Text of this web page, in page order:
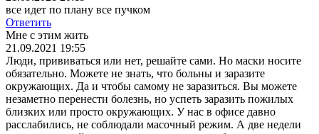
все идет по плану все пучком
Ответить
Мне с этим жить
21.09.2021 19:55
Люди, прививаться или нет, решайте сами. Но маски носите
обязательно. Можете не знать, что больны и заразите
окружающих. Да и чтобы самому не заразиться. Вы можете
незаметно перенести болезнь, но успеть заразить пожилых
близких или просто окружающих. У нас в офисе давно
расслабились, не соблюдали масочный режим. А две недели